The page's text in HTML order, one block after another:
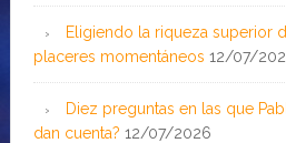
Eligiendo la riqueza superior
placeres momentáneos 12/07/
Diez preguntas en las que
dan cuenta? 12/07/2026